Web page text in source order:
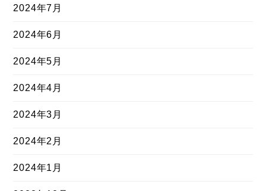
2024年7月
2024年6月
2024年5月
2024年4月
2024年3月
2024年2月
2024年1月